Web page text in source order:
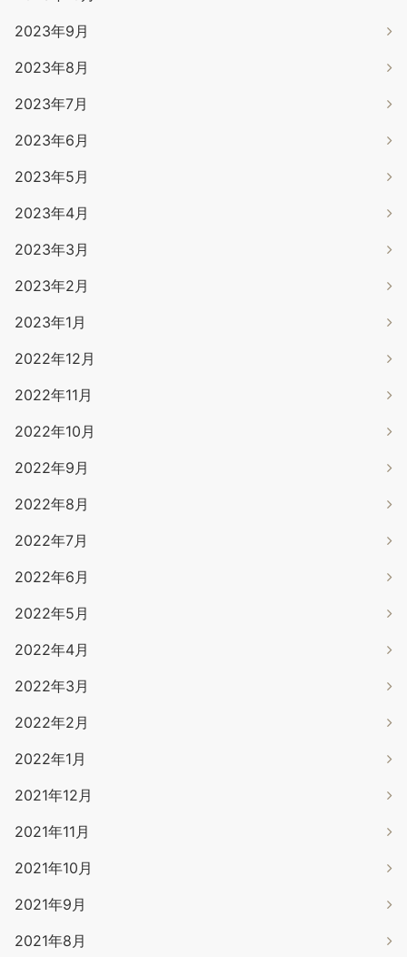
2023年9月
2023年8月
2023年7月
2023年6月
2023年5月
2023年4月
2023年3月
2023年2月
2023年1月
2022年12月
2022年11月
2022年10月
2022年9月
2022年8月
2022年7月
2022年6月
2022年5月
2022年4月
2022年3月
2022年2月
2022年1月
2021年12月
2021年11月
2021年10月
2021年9月
2021年8月